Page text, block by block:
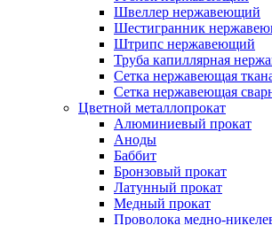
Швеллер нержавеющий
Шестигранник
Штрипс нержавеющий
Труба капиллярная
Сетка нержавеющая
Сетка нержавеющая
Цветной металлопрокат
Алюминиевый прокат
Аноды
Баббит
Бронзовый прокат
Латунный прокат
Медный прокат
Проволока медно-